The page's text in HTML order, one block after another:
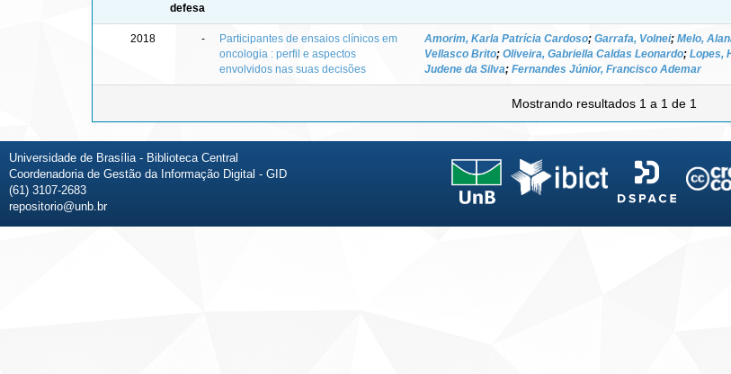
defesa
2018 -
Participantes de ensaios clínicos em
oncologia : perfil e aspectos
envolvidos nas suas decisões
Amorim, Karla Patrícia Cardoso; Garrafa, Volnei; Melo,
Vellasco Brito; Oliveira, Gabriella Caldas Leonardo; Lopes,
Judene da Silva; Fernandes Júnior, Francisco Ademar
Mostrando resultados 1 a 1 de 1
Universidade de Brasília - Biblioteca Central
Coordenadoria de Gestão da Informação Digital - GID
(61) 3107-2683
repositorio@unb.br